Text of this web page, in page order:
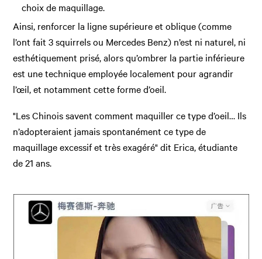
choix de maquillage.
Ainsi, renforcer la ligne supérieure et oblique (comme
l’ont fait 3 squirrels ou Mercedes Benz) n’est ni naturel, ni
esthétiquement prisé, alors qu’ombrer la partie inférieure
est une technique employée localement pour agrandir
l’œil, et notamment cette forme d’oeil.
"Les Chinois savent comment maquiller ce type d’oeil… Ils
n’adopteraient jamais spontanément ce type de
maquillage excessif et très exagéré" dit Erica, étudiante
de 21 ans.